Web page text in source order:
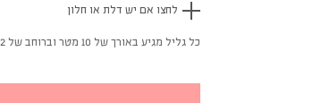
לחצו אם יש דלת או חלון
כל גליל מגיע באורך של 10 מטר וברוחב של 52 ס"מ